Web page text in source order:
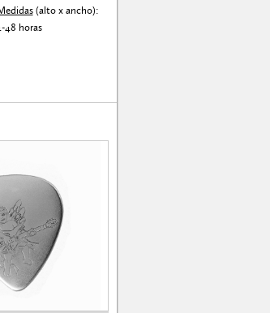
(alto x ancho):
48 horas